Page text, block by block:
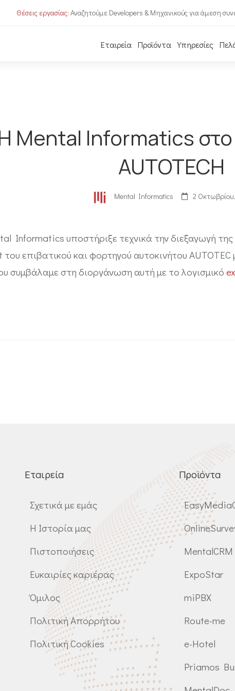
Θέσεις εργασίας: Αναζητούμε Developers & Μηχανικούς για άμεση
Εταιρεία Προϊόντα Υπηρεσίες
Mental Informatics
AUTOTECH
Mental Informatics 2
Informatics υποστήριξε τεχνικά την διεξαγωγή
του επιβατικού και φορτηγού αυτοκινήτου
συμβάλαμε στη διοργάνωση αυτή με το λογισμικό
Εταιρεία
Σχετικά με εμάς
Η Ιστορία μας
Πιστοποιήσεις
Ευκαιρίες καριέρας
Όμιλος
Πολιτική Απορρήτου
Πολιτική Cookies
Προϊόντα
MentalCRM
ExpoStar
miPBX
Route-me
e-Hotel
Priamos